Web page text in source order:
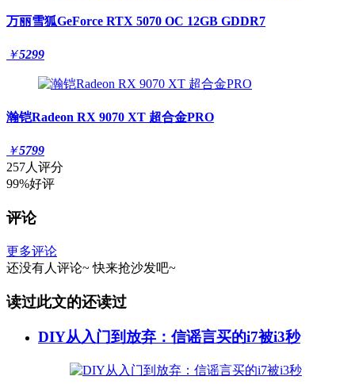
万丽雪狐GeForce RTX 5070 OC 12GB GDDR7
￥5299
瀚铠Radeon RX 9070 XT 超合金PRO
￥5799
257人评分
99%好评
评论
更多评论
还没有人评论~ 快来抢沙发吧~
读过此文的还读过
DIY从入门到放弃：信谣言买的i7被i3秒